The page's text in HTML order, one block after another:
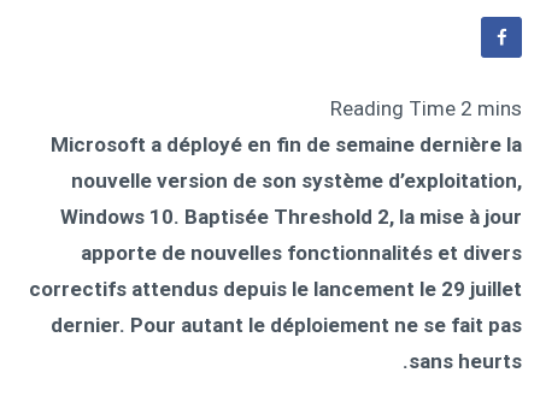
Microsoft a déployé en fin de semaine dernière la
nouvelle version de son système d’exploitation,
Windows 10. Baptisée Threshold 2, la mise à jour
apporte de nouvelles fonctionnalités et divers
correctifs attendus depuis le lancement le 29 juillet
dernier. Pour autant le déploiement ne se fait pas
sans heurts.